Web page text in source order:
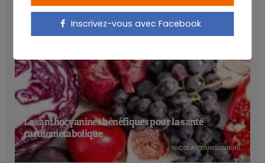
Les anthocyanines bénéfiques pour la santé
cardiométabolique
NICOLAS GUGGENBÜHL
Inscrivez-vous avec Facebook